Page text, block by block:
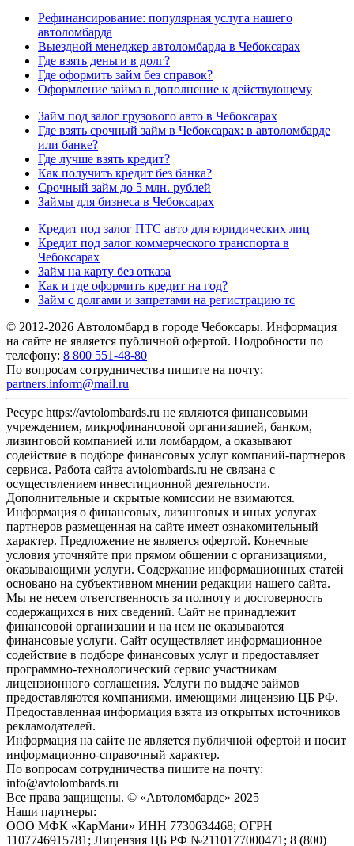
Рефинансирование: популярная услуга нашего
автоломбарда
Выездной менеджер автоломбарда в Чебоксарах
Где взять деньги в долг?
Где оформить займ без справок?
Оформление займа в дополнение к действующему
Займ под залог грузового авто в Чебоксарах
Где взять срочный займ в Чебоксарах: в автоломбарде
или банке?
Где лучше взять кредит?
Как получить кредит без банка?
Срочный займ до 5 млн. рублей
Займы для бизнеса в Чебоксарах
Кредит под залог ПТС авто для юридических лиц
Кредит под залог коммерческого транспорта в
Чебоксарах
Займ на карту без отказа
Как и где оформить кредит на год?
Займ с долгами и запретами на регистрацию тс
© 2012-2026 Автоломбард в городе Чебоксары. Информация
на сайте не является публичной офертой. Подробности по
телефону: 8 800 551-48-80
По вопросам сотрудничества пишите на почту:
partners.inform@mail.ru
Ресурс https://avtolombards.ru не являются финансовыми
учреждением, микрофинансовой организацией, банком,
лизинговой компанией или ломбардом, а оказывают
содействие в подборе финансовых услуг компаний-партнеров
сервиса. Работа сайта avtolombards.ru не связана с
осуществлением инвестиционной деятельности.
Дополнительные и скрытые комиссии не взимаются.
Информация о финансовых, лизинговых и иных услугах
партнеров размещенная на сайте имеет ознакомительный
характер. Предложение не является офертой. Конечные
условия уточняйте при прямом общении с организациями,
оказывающими услуги. Содержание информационных статей
основано на субъективном мнении редакции нашего сайта.
Мы не несем ответственность за полноту и достоверность
содержащихся в них сведений. Сайт не принадлежит
финансовой организации и на нем не оказываются
финансовые услуги. Сайт осуществляет информационное
содействие в подборе финансовых услуг и предоставляет
программно-технологический сервис участникам
лицензионного соглашения. Услуги по выдаче займов
предоставляются компаниями, имеющими лицензию ЦБ РФ.
Предоставленная информация взята из открытых источников
рекламодателей.
Информация на сайте не является публичной офертой и носит
информационно-справочный характер.
По вопросам сотрудничества пишите на почту:
info@avtolombards.ru
Все права защищены. © «Автоломбардс» 2025
Наши партнеры:
ООО МФК «КарМани» ИНН 7730634468; ОГРН
1107746915781; Лицензия ЦБ РФ №2110177000471; 8 (800)